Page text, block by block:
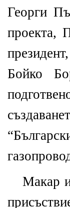
Георги
проекта,
Бойко
Макар